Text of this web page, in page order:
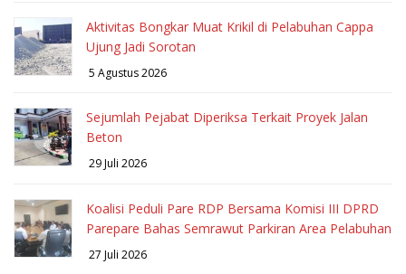
Aktivitas Bongkar Muat Krikil di Pelabuhan Cappa
Ujung Jadi Sorotan
5 Agustus 2026
Sejumlah Pejabat Diperiksa Terkait Proyek Jalan
Beton
29 Juli 2026
Koalisi Peduli Pare RDP Bersama Komisi III DPRD
Parepare Bahas Semrawut Parkiran Area Pelabuhan
27 Juli 2026